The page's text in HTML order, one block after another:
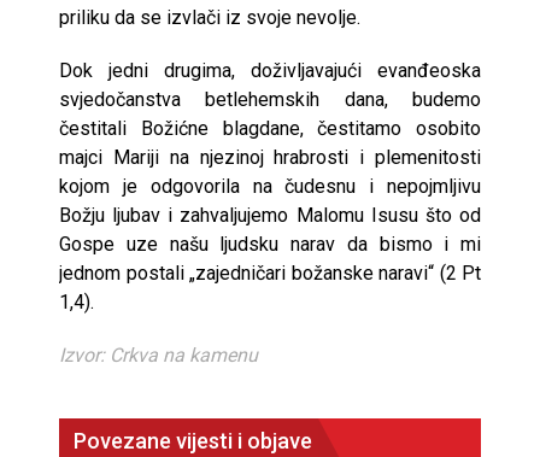
priliku da se izvlači iz svoje nevolje.
Dok jedni drugima, doživljavajući evanđeoska
svjedočanstva betlehemskih dana, budemo
čestitali Božićne blagdane, čestitamo osobito
majci Mariji na njezinoj hrabrosti i plemenitosti
kojom je odgovorila na čudesnu i nepojmljivu
Božju ljubav i zahvaljujemo Malomu Isusu što od
Gospe uze našu ljudsku narav da bismo i mi
jednom postali „zajedničari božanske naravi“ (2 Pt
1,4).
Izvor: Crkva na kamenu
Povezane vijesti i objave